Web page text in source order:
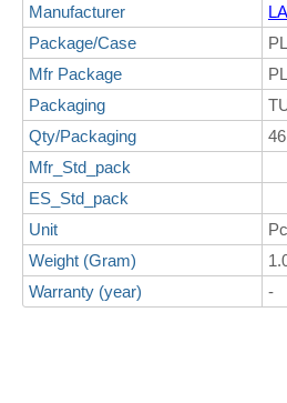
Manufacturer
Package/Case
Mfr Package
Packaging
Qty/Packaging
Mfr_Std_pack
ES_Std_pack
Unit
Weight (Gram)
Warranty (year)
-